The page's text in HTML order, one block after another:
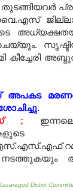
കീച്ചേരി
അപകട
;
നടത്തുകയും
Distict